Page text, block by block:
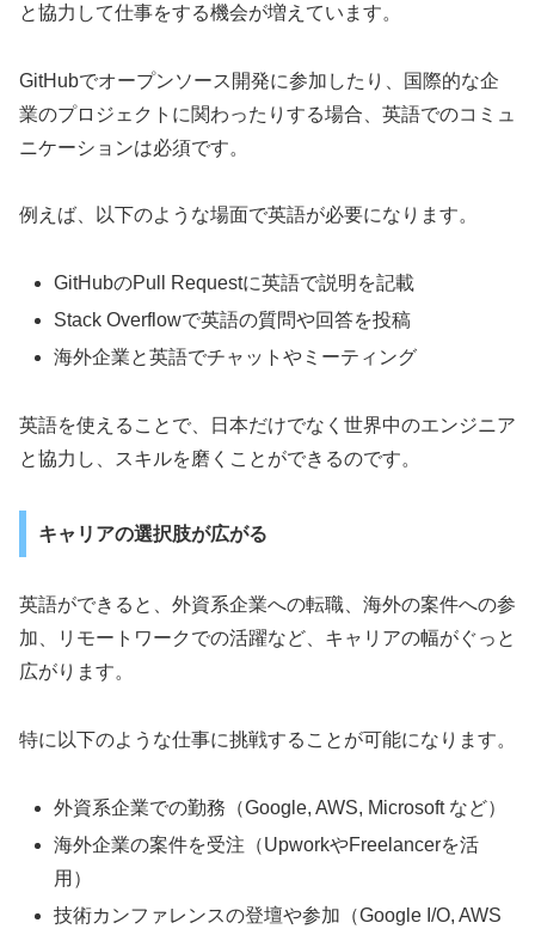
と協力して仕事をする機会が増えています。
GitHubでオープンソース開発に参加したり、国際的な企
業のプロジェクトに関わったりする場合、英語でのコミュ
ニケーションは必須です。
例えば、以下のような場面で英語が必要になります。
GitHubのPull Requestに英語で説明を記載
Stack Overflowで英語の質問や回答を投稿
海外企業と英語でチャットやミーティング
英語を使えることで、日本だけでなく世界中のエンジニア
と協力し、スキルを磨くことができるのです。
キャリアの選択肢が広がる
英語ができると、外資系企業への転職、海外の案件への参
加、リモートワークでの活躍など、キャリアの幅がぐっと
広がります。
特に以下のような仕事に挑戦することが可能になります。
外資系企業での勤務（Google, AWS, Microsoft など）
海外企業の案件を受注（UpworkやFreelancerを活
用）
技術カンファレンスの登壇や参加（Google I/O, AWS